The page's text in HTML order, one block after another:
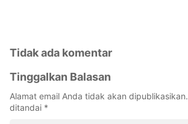
Tidak ada komentar
Tinggalkan Balasan
Alamat email Anda tidak akan dipublikasikan.
ditandai *